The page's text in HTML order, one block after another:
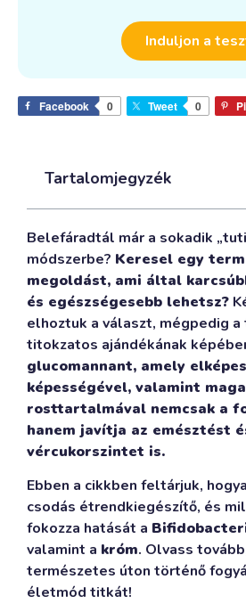
Induljon a
Facebook 0 Tweet 0
Tartalomjegyzék
Belefáradtál már a sokadik
módszerbe? Keresel egy
megoldást, ami által
és egészségesebb lehetsz?
elhoztuk a választ, mégpedig
titokzatos ajándékának
glucomannant, amely
képességével, valamint
rosttartalmával nemcsak a
hanem javítja az emésztést
vércukorszintet is.
Ebben a cikkben feltárjuk,
csodás étrendkiegészítő, és
fokozza hatását a B
valamint a króm. Olvass
természetes úton történő
életmód titkát!